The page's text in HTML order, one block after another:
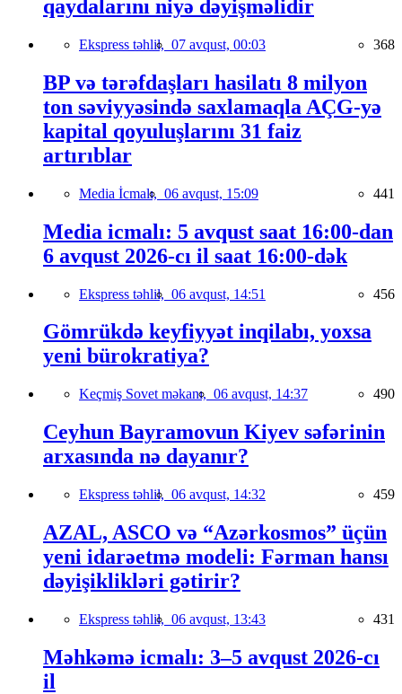
qaydalarını niyə dəyişməlidir
Ekspress təhlil, 07 avqust, 00:03 368
BP və tərəfdaşları hasilatı 8 milyon
ton səviyyəsində saxlamaqla AÇG-yə
kapital qoyuluşlarını 31 faiz
artırıblar
Media İcmalı, 06 avqust, 15:09 441
Media icmalı: 5 avqust saat 16:00-dan
6 avqust 2026-cı il saat 16:00-dək
Ekspress təhlil, 06 avqust, 14:51 456
Gömrükdə keyfiyyət inqilabı, yoxsa
yeni bürokratiya?
Keçmiş Sovet məkanı, 06 avqust, 14:37 490
Ceyhun Bayramovun Kiyev səfərinin
arxasında nə dayanır?
Ekspress təhlil, 06 avqust, 14:32 459
AZAL, ASCO və “Azərkosmos” üçün
yeni idarəetmə modeli: Fərman hansı
dəyişiklikləri gətirir?
Ekspress təhlil, 06 avqust, 13:43 431
Məhkəmə icmalı: 3–5 avqust 2026-cı
il